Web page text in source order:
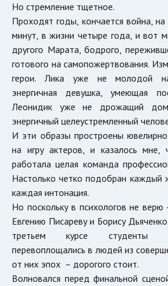
Но стремление тщетное.
Проходят годы, кончается война, на
минут, в жизни четыре года, и вот
другого Марата, бодрого,
готового на самопожертвования.
герои. Лика уже не молодой
энергичная девушка, умеющая
Леонидик уже не дрожащий
энергичный целеустремленный
И эти образы простроены
на игру актеров, и казалось мне,
работала целая команда
Настолько четко подобран каждый
каждая интонация.
Но поскольку в психологов не
Евгению Писареву и Борису
третьем курсе студенты
перевоплощались в людей из
от них эпох – дорогого стоит.
Волновался перед финальной